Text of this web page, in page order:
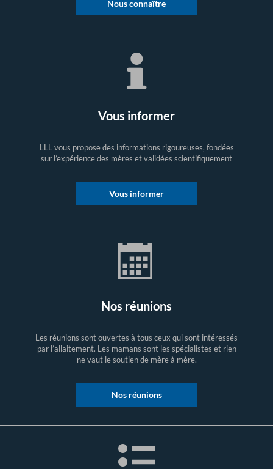
Nous connaître
Vous informer
LLL vous propose des informations rigoureuses, fondées
sur l’expérience des mères et validées scientifiquement
Vous informer
Nos réunions
Les réunions sont ouvertes à tous ceux qui sont intéressés
par l’allaitement. Les mamans sont les spécialistes et rien
ne vaut le soutien de mère à mère.
Nos réunions